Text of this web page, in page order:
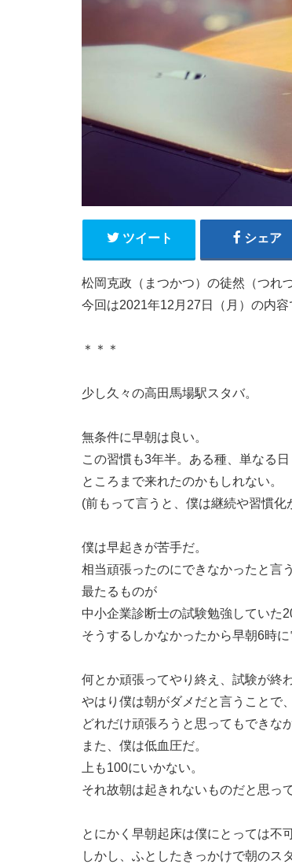
ツイート シェア
松岡克政（まつかつ）の徒然（つれ
今回は2021年12月27日（月）の内
＊＊＊
少し久々の高田馬場駅スタバ。
無条件に早朝は良い。
この習慣も3年半。ある種、単なる
ところまで来れたのかもしれない。
(前もって言うと、僕は継続や習慣化
僕は早起きが苦手だ。
相当頑張ったのにできなかったと言
最たるものが
中小企業診断士の試験勉強していた
そうするしかなかったから早朝6時
何とか頑張ってやり終え、試験が終
やはり僕は朝がダメだと言うことで
どれだけ頑張ろうと思ってもできな
また、僕は低血圧だ。
上も100にいかない。
それ故朝は起きれないものだと思っ
とにかく早朝起床は僕にとっては不
しかし、ふとしたきっかけで朝のス